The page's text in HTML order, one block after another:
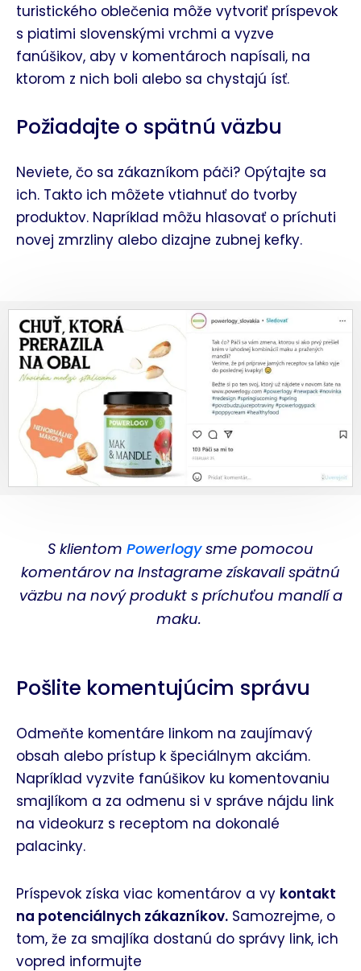
turistického oblečenia môže vytvoriť príspevok
s piatimi slovenskými vrchmi a vyzve
fanúšikov, aby v komentároch napísali, na
ktorom z nich boli alebo sa chystajú ísť.
Požiadajte o spätnú väzbu
Neviete, čo sa zákazníkom páči? Opýtajte sa
ich. Takto ich môžete vtiahnuť do tvorby
produktov. Napríklad môžu hlasovať o príchuti
novej zmrzliny alebo dizajne zubnej kefky.
S klientom Powerlogysme pomocou
komentárov na Instagrame získavali spätnú
väzbu na nový produkt s príchuťou mandlí a
maku.
Pošlite komentujúcim správu
Odmeňte komentáre linkom na zaujímavý
obsah alebo prístup k špeciálnym akciám.
Napríklad vyzvite fanúšikov ku komentovaniu
smajlíkom a za odmenu si v správe nájdu link
na videokurz s receptom na dokonalé
palacinky.
Príspevok získa viac komentárov a vy kontakt
na potenciálnych zákazníkov. Samozrejme, o
tom, že za smajlíka dostanú do správy link, ich
vopred informujte